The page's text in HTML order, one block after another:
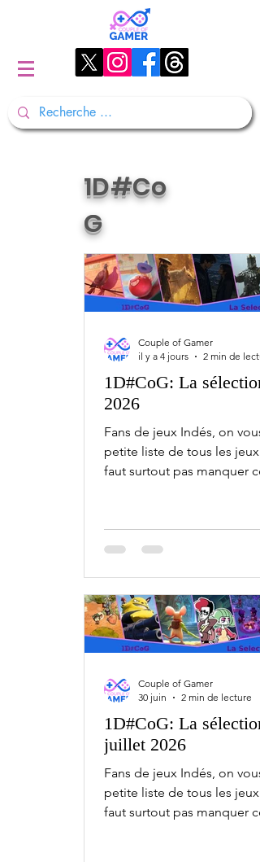
1D#Co
G
1D#CoG: La
2026
Fans de jeux Indés, on
petite liste de tous les jeux
faut surtout pas manquer
Chaque mois, il y a bien
indépendants qui sortent
Series Big Walk - PC, PS5,
août Gunstoppable - PC
Greatest Author - PC Lost
GLOOPALAXY - P
Couple of Gamer
il y a 4 jours
2 min de
1D#CoG: La
juillet 2026
Fans de jeux Indés, on
petite liste de tous les jeux
faut surtout pas manquer
Couple of Gamer
30 juin
2 min de lecture